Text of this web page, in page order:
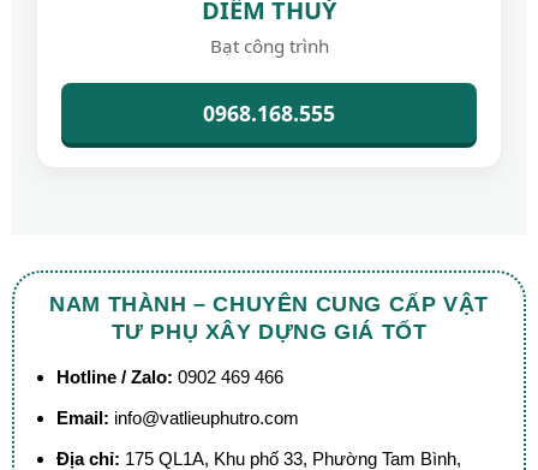
DIỄM THUÝ
Bạt công trình
0968.168.555
NAM THÀNH – CHUYÊN CUNG CẤP VẬT
TƯ PHỤ XÂY DỰNG GIÁ TỐT
Hotline / Zalo: 0902 469 466
Email: info@vatlieuphutro.com
Địa chỉ: 175 QL1A, Khu phố 33, Phường Tam Bình,